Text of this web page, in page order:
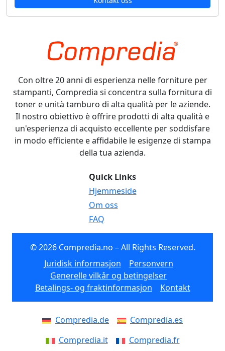
Con oltre 20 anni di esperienza nelle forniture per
stampanti, Compredia si concentra sulla fornitura di
toner e unità tamburo di alta qualità per le aziende.
Il nostro obiettivo è offrire prodotti di alta qualità e
un'esperienza di acquisto eccellente per soddisfare
in modo efficiente e affidabile le esigenze di stampa
della tua azienda.
Quick Links
Hjemmeside
Om oss
FAQ
© 2026 Compredia.no – All Rights Reserved.
Juridisk informasjon
Personvern
Generelle vilkår og betingelser
Betalings- og fraktinformasjon
Kontakt
Compredia.de
Compredia.es
Compredia.it
Compredia.fr